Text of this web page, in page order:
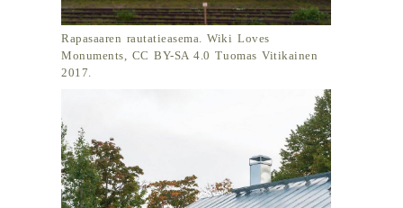
Rapasaaren rautatieasema. Wiki Loves
Monuments, CC BY-SA 4.0 Tuomas Vitikainen
2017.